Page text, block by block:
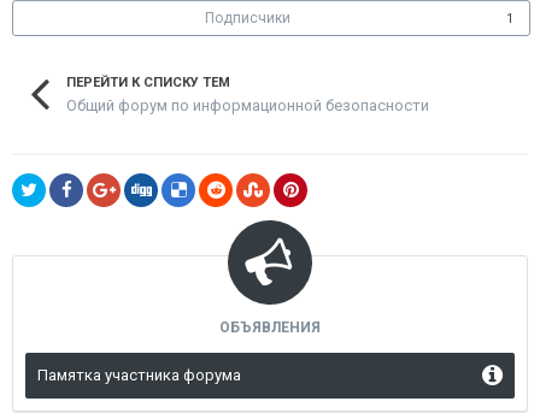
Подписчики 1
ПЕРЕЙТИ К СПИСКУ ТЕМ
Общий форум по информационной безопасности
ОБЪЯВЛЕНИЯ
Памятка участника форума